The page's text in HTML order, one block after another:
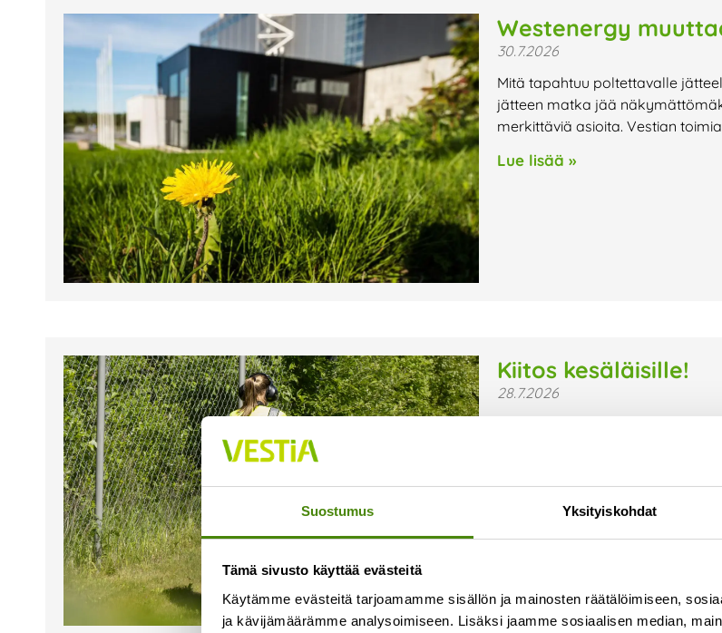
Suostumus Yksityiskohdat
Tämä sivusto käyttää evästeitä
Käytämme evästeitä tarjoamamme sisällön ja mainosten räätälöimiseen,
ja kävijämäärämme analysoimiseen. Lisäksi jaamme sosiaalisen median,
Westenergy
30.7.2026
Mitä tapahtuu poltettavalle
jätteen matka jää
merkittäviä asioita. Vestian
Lue lisää »
Kiitos kesäläisille!
28.7.2026
Kesä on jälleen ollut Vestian
sujuvaa arkea ovat olleet
Lue lisää »